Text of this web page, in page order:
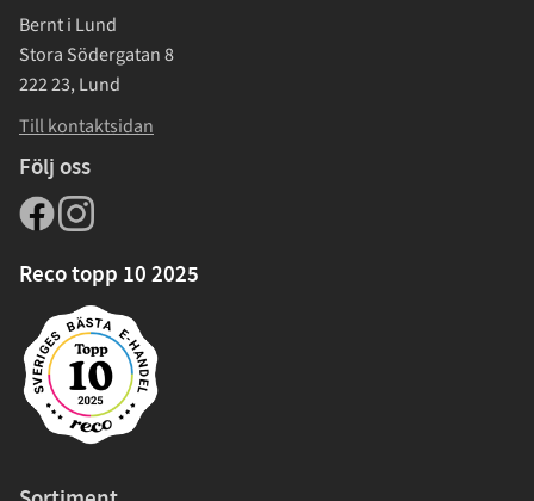
Bernt i Lund
Stora Södergatan 8
222 23, Lund
Till kontaktsidan
Följ oss
Reco topp 10 2025